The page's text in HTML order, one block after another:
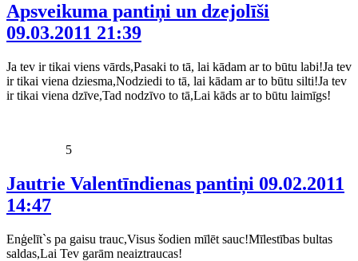
Apsveikuma pantiņi un dzejolīši
09.03.2011 21:39
Ja tev ir tikai viens vārds,Pasaki to tā, lai kādam ar to būtu labi!Ja tev
ir tikai viena dziesma,Nodziedi to tā, lai kādam ar to būtu silti!Ja tev
ir tikai viena dzīve,Tad nodzīvo to tā,Lai kāds ar to būtu laimīgs!
5
Jautrie Valentīndienas pantiņi 09.02.2011
14:47
Enģelīt`s pa gaisu trauc,Visus šodien mīlēt sauc!Mīlestības bultas
saldas,Lai Tev garām neaiztraucas!